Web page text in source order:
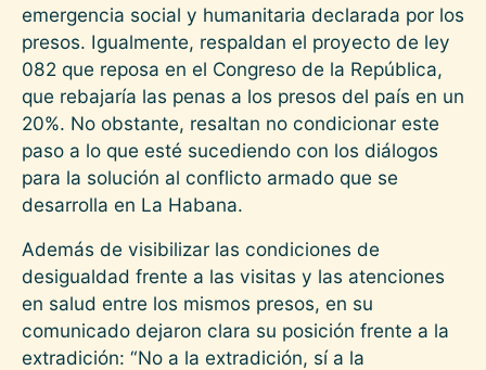
emergencia social y humanitaria declarada por los
presos. Igualmente, respaldan el proyecto de ley
082 que reposa en el Congreso de la República,
que rebajaría las penas a los presos del país en un
20%. No obstante, resaltan no condicionar este
paso a lo que esté sucediendo con los diálogos
para la solución al conflicto armado que se
desarrolla en La Habana.
Además de visibilizar las condiciones de
desigualdad frente a las visitas y las atenciones
en salud entre los mismos presos, en su
comunicado dejaron clara su posición frente a la
extradición: “No a la extradición, sí a la